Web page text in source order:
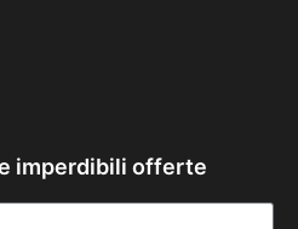
imperdibili offerte